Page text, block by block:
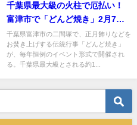
千葉県最大級の火柱で厄払い！
富津市で「どんど焼き」2月7日
開催！
千葉県富津市の二間塚で、正月飾りなどを
お焚き上げする伝統行事「どんど焼き」
が、毎年恒例のイベント形式で開催され
る。千葉県最大級とされる約1...